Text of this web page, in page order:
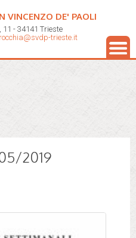
VINCENZO DE' PAOLI
- 34141 Trieste
trieste.it
2019